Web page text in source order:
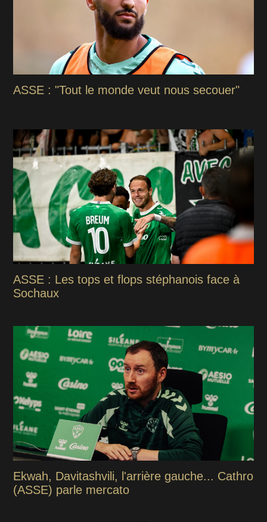
ASSE : "Tout le monde veut nous secouer"
ASSE : Les tops et flops stéphanois face à
Sochaux
Ekwah, Davitashvili, l'arrière gauche... Cathro
(ASSE) parle mercato